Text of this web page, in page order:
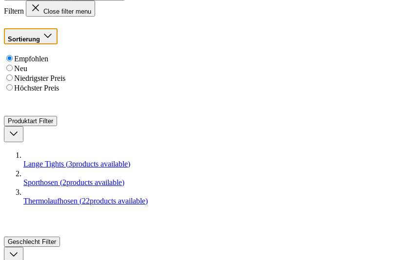
Filtern Close filter menu
Sortierung
Empfohlen
Neu
Niedrigster Preis
Höchster Preis
Produktart Filter
Lange Tights (3products available)
Sporthosen (2products available)
Thermolaufhosen (22products available)
Geschlecht Filter